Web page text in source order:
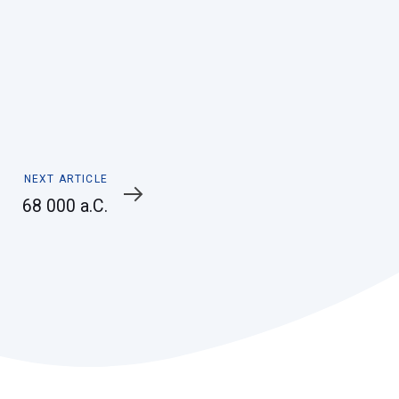
Next
Article
NEXT ARTICLE
68 000 a.C.